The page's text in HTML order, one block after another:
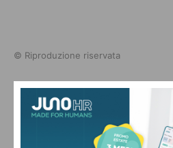
© Riproduzione riservata
adnkronos